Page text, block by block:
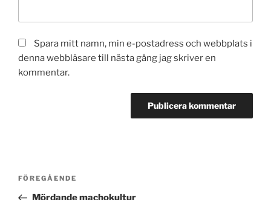
Spara mitt namn, min e-postadress och webbplats i
denna webbläsare till nästa gång jag skriver en
kommentar.
Inläggsnavigering
Föregående
inlägg
FÖREGÅENDE
Mördande machokultur